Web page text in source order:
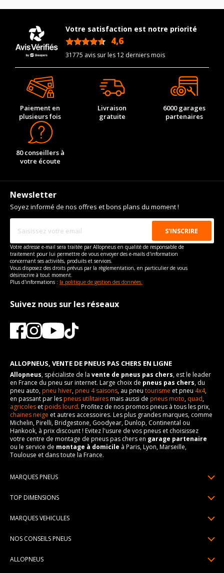
Votre satisfaction est notre priorité
4,6
31775 avis sur les 12 derniers mois
Paiement en
plusieurs fois
Livraison
gratuite
6000 garages
partenaires
80 conseillers à
votre écoute
Newsletter
Soyez informé de nos offres et bons plans du moment !
Votre adresse e-mail sera traitée par Allopneus en qualité de responsable de
traitement pour lui permettre de vous envoyer des e-mails d'information
concernant ses activités, produits et services.
Vous disposez des droits prévus par la règlementation, en particulier de vous
désinscrire à tout moment.
Plus d'informations : la politique de gestion des données.
Suivez nous sur les réseaux
ALLOPNEUS, VENTE DE PNEUS PAS CHERS EN LIGNE
Allopneus, spécialiste de la vente de pneus pas chers, est le leader
en France du pneu sur internet. Large choix de pneus pas chers, du
pneu auto,pneu hiver,pneu 4 saisons, au pneu tourisme et pneu 4x4,
en passant par lespneus utilitairesmais aussi de pneus moto, quad,
agricoles etpoids lourd. Profitez de nos promos pneus à tous les prix,
chaines neige et autres accessoires. Les plus grandes marques, comme
Michelin, Pirelli, Bridgestone, Goodyear, Dunlop, Continental ou
Hankook, à prix discount ! Evitez l'usure de vos pneus et choisissez
votre centre de montage de pneus pas chers en garage partenaire
ou le service de montage à domicile à Paris, Lyon, Marseille,
Toulouse et dans toute la France.
MARQUES PNEUS
Pneus Continental
Pneus Hankook
TOP DIMENSIONS
195/65R15
MARQUES VEHICULES
Peugeot
NOS CONSEILS PNEUS
ALLOPNEUS